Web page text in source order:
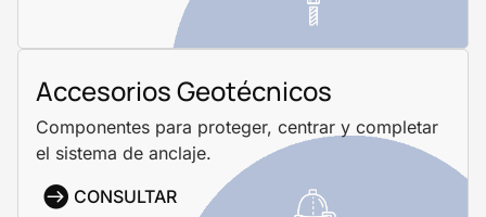
Accesorios Geotécnicos
Componentes para proteger, centrar y completar
el sistema de anclaje.
CONSULTAR